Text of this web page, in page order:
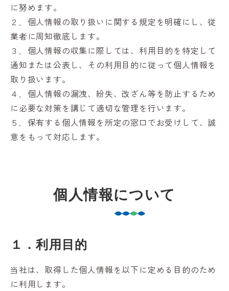
に努めます。
２．個人情報の取り扱いに関する規定を明確にし、従
業者に周知徹底します。
３．個人情報の収集に際しては、利用目的を特定して
通知または公表し、その利用目的に従って個人情報を
取り扱います。
４．個人情報の漏洩、紛失、改ざん等を防止するため
に必要な対策を講じて適切な管理を行います。
５．保有する個人情報を所定の窓口でお受けして、誠
意をもって対応します。
個人情報について
１．利用目的
当社は、取得した個人情報を以下に定める目的のため
に利用します。